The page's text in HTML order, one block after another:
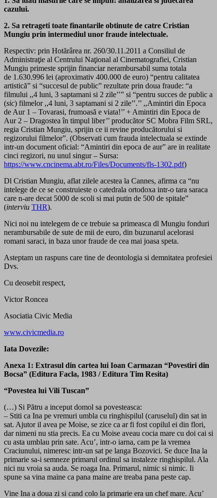
cazului.
2. Sa retrageti toate finantarile obtinute de catre Cristian
Mungiu prin intermediul unor fraude intelectuale.
Respectiv: prin Hotărârea nr. 260/30.11.2011 a Consiliul de
Administraţie al Centrului Naţional al Cinematografiei, Cristian
Mungiu primeste sprijin financiar nerambursabil suma totala
de 1.630.996 lei (aproximativ 400.000 de euro) “pentru calitatea
artistică” si “succesul de public” rezultate prin doua fraude: “a
filmului ,,4 luni, 3 saptamani si 2 zile’’” si “pentru succes de public a
(sic) filmelor ,,4 luni, 3 saptamani si 2 zile’’.’’ ,,Amintiri din Epoca
de Aur 1 – Tovarasi, frumoasă e viata!’’ + Amintiri din Epoca de
Aur 2 – Dragostea în timpul liber’’ producător SC Mobra Film SRL,
regia Cristian Mungiu, sprijin ce ii revine producătorului si
regizorului filmelor”. (Observati cum frauda intelectuala se extinde
intr-un document oficial: “Amintiri din epoca de aur” are in realitate
cinci regizori, nu unul singur – Sursa:
https://www.cncinema.abt.ro/Files/Documents/fls-1302.pdf)
Dl Cristian Mungiu, aflat zilele acestea la Cannes, afirma ca “nu
intelege de ce se construieste o catedrala ortodoxa intr-o tara saraca
care n-are decat 5000 de scoli si mai putin de 500 de spitale”
(interviu THR).
Nici noi nu intelegem de ce trebuie sa primeasca dl Mungiu fonduri
nerambursabile de sute de mii de euro, din buzunarul acelorasi
romani saraci, in baza unor fraude de cea mai joasa speta.
Asteptam un raspuns care tine de deontologia si demnitatea profesiei
Dvs.
Cu deosebit respect,
Victor Roncea
Asociatia Civic Media
www.civicmedia.ro
Iata Dovezile:
Anexa 1: Extrasul din cartea lui Ioan Carmazan “Povestiri din
Bocsa” (Editura Facla, 1983 / Editura Tim Resita)
“Povestea lui Vili Tuscan”
(…) Si Pătru a inceput domol sa povesteasca:
– Stiti ca Ina pe vremuri umbla cu ringhispilul (caruselul) din sat in
sat. Ajutor il avea pe Moise, se zice ca ar fi fost copilul ei din flori,
dar nimeni nu stia precis. Ea cu Moise aveau cocia mare cu doi cai si
cu asta umblau prin sate. Acu’, intr-o iarna, cam pe la vremea
Craciunului, nimeresc intr-un sat pe langa Bozovici. Se duce Ina la
primarie sa-i semneze primarul ordinul sa instaleze ringhispilul. Ala
nici nu vroia sa auda. Se roaga Ina. Primarul, nimic si nimic. Ii
spune sa vina maine ca pana maine are treaba pana peste cap.
Vine Ina a doua zi si cand colo la primarie era un chef mare. Acu’